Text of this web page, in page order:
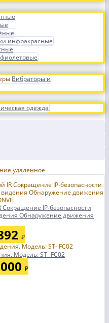
инфракрасные
Вибраторы и
одежда
Сокращение IP-безопасности
Обнаружение движения
₽
Модель: ST- FC02
₽